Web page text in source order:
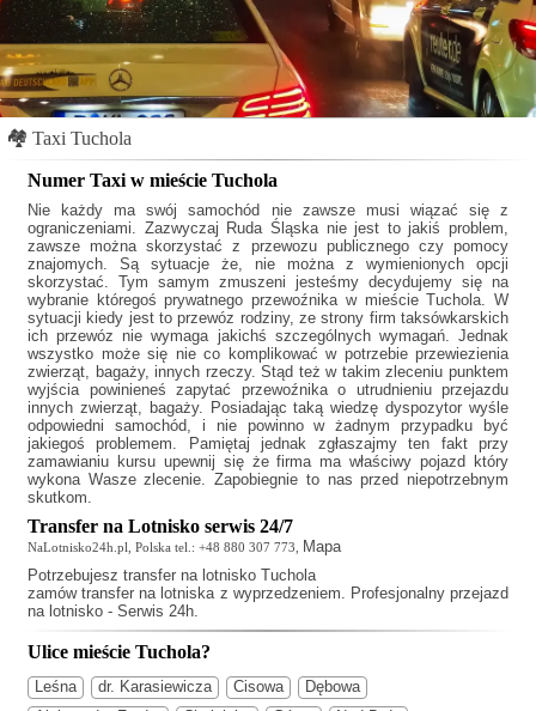
🏘 Taxi Tuchola
Numer Taxi w mieście Tuchola
Nie każdy ma swój samochód nie zawsze musi wiązać się z
ograniczeniami. Zazwyczaj Ruda Śląska nie jest to jakiś problem,
zawsze można skorzystać z przewozu publicznego czy pomocy
znajomych. Są sytuacje że, nie można z wymienionych opcji
skorzystać. Tym samym zmuszeni jesteśmy decydujemy się na
wybranie któregoś prywatnego przewoźnika w mieście Tuchola. W
sytuacji kiedy jest to przewóz rodziny, ze strony firm taksówkarskich
ich przewóz nie wymaga jakichś szczególnych wymagań. Jednak
wszystko może się nie co komplikować w potrzebie przewiezienia
zwierząt, bagaży, innych rzeczy. Stąd też w takim zleceniu punktem
wyjścia powinieneś zapytać przewoźnika o utrudnieniu przejazdu
innych zwierząt, bagaży. Posiadając taką wiedzę dyspozytor wyśle
odpowiedni samochód, i nie powinno w żadnym przypadku być
jakiegoś problemem. Pamiętaj jednak zgłaszajmy ten fakt przy
zamawianiu kursu upewnij się że firma ma właściwy pojazd który
wykona Wasze zlecenie. Zapobiegnie to nas przed niepotrzebnym
skutkom.
Transfer na Lotnisko serwis 24/7
NaLotnisko24h.pl, Polska tel.: +48 880 307 773, Mapa
Potrzebujesz transfer na lotnisko Tuchola
zamów transfer na lotniska z wyprzedzeniem. Profesjonalny przejazd
na lotnisko - Serwis 24h.
Ulice mieście Tuchola?
Leśna dr. Karasiewicza Cisowa
Dębowa